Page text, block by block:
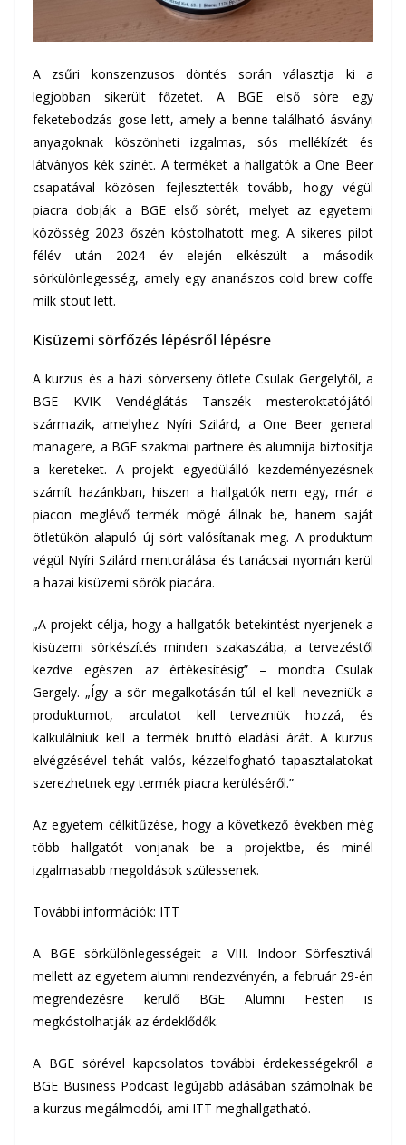
A zsűri konszenzusos döntés során választja ki a
legjobban sikerült főzetet. A BGE első söre egy
feketebodzás gose lett, amely a benne található ásványi
anyagoknak köszönheti izgalmas, sós mellékízét és
látványos kék színét. A terméket a hallgatók a One Beer
csapatával közösen fejlesztették tovább, hogy végül
piacra dobják a BGE első sörét, melyet az egyetemi
közösség 2023 őszén kóstolhatott meg. A sikeres pilot
félév után 2024 év elején elkészült a második
sörkülönlegesség, amely egy ananászos cold brew coffe
milk stout lett.
Kisüzemi sörfőzés lépésről lépésre
A kurzus és a házi sörverseny ötlete Csulak Gergelytől, a
BGE KVIK Vendéglátás Tanszék mesteroktatójától
származik, amelyhez Nyíri Szilárd, a One Beer general
managere, a BGE szakmai partnere és alumnija biztosítja
a kereteket. A projekt egyedülálló kezdeményezésnek
számít hazánkban, hiszen a hallgatók nem egy, már a
piacon meglévő termék mögé állnak be, hanem saját
ötletükön alapuló új sört valósítanak meg. A produktum
végül Nyíri Szilárd mentorálása és tanácsai nyomán kerül
a hazai kisüzemi sörök piacára.
„A projekt célja, hogy a hallgatók betekintést nyerjenek a
kisüzemi sörkészítés minden szakaszába, a tervezéstől
kezdve egészen az értékesítésig” – mondta Csulak
Gergely. „Így a sör megalkotásán túl el kell nevezniük a
produktumot, arculatot kell tervezniük hozzá, és
kalkulálniuk kell a termék bruttó eladási árát. A kurzus
elvégzésével tehát valós, kézzelfogható tapasztalatokat
szerezhetnek egy termék piacra kerüléséről.”
Az egyetem célkitűzése, hogy a következő években még
több hallgatót vonjanak be a projektbe, és minél
izgalmasabb megoldások szülessenek.
További információk: ITT
A BGE sörkülönlegességeit a VIII. Indoor Sörfesztivál
mellett az egyetem alumni rendezvényén, a február 29-én
megrendezésre kerülő BGE Alumni Festen is
megkóstolhatják az érdeklődők.
A BGE sörével kapcsolatos további érdekességekről a
BGE Business Podcast legújabb adásában számolnak be
a kurzus megálmodói, ami ITT meghallgatható.